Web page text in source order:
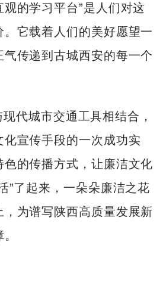
的学习平台”是人们对这
它载着人们的美好愿望一
传递到古城西安的每一个
代城市交通工具相结合，
宣传手段的一次成功实
的传播方式，让廉洁文化
”了起来，一朵朵廉洁之花
为谱写陕西高质量发展新